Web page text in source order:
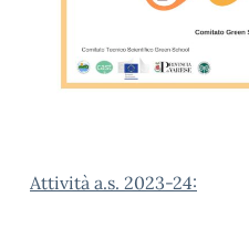
Attività a.s. 2023-24: